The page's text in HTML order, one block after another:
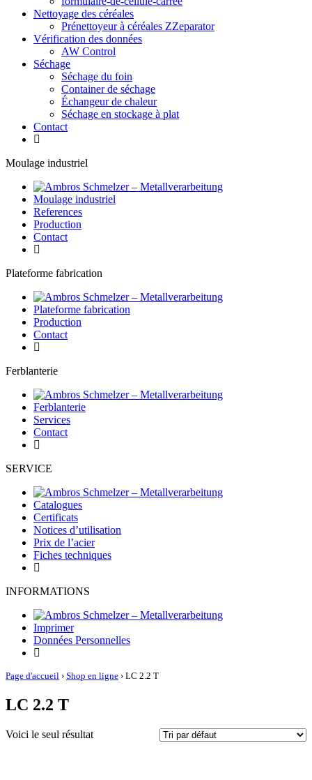
Nettoyage des céréales
Prénettoyeur à céréales ZZeparator
Vérification des données
AW Control
Séchage
Séchage du foin
Container de séchage
Échangeur de chaleur
Séchage en stockage à plat
Contact
Moulage industriel
Moulage industriel
References
Production
Contact
Plateforme fabrication
Plateforme fabrication
Production
Contact
Ferblanterie
Ferblanterie
Services
Contact
SERVICE
Catalogues
Certificats
Notices d’utilisation
Prix de l’acier
Fiches techniques
INFORMATIONS
Imprimer
Données Personnelles
Page d'accueil › Shop en ligne › LC 2.2 T
LC 2.2 T
Voici le seul résultat